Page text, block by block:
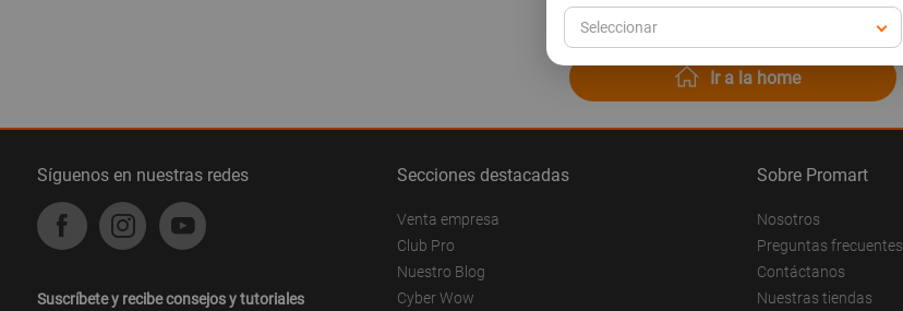
Ir a la home
Síguenos en nuestras redes
Suscríbete y recibe consejos y tutoriales
Secciones destacadas
Venta empresa
Club Pro
Nuestro Blog
Cyber Wow
Sobre Promart
Nosotros
Preguntas frecuentes
Contáctanos
Nuestras tiendas
Seleccionar